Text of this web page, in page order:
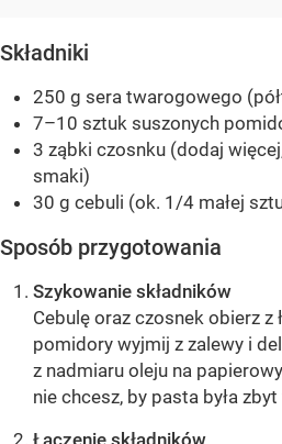
Składniki
250 g sera twarogowego
7–10 sztuk suszonych
3 ząbki czosnku (dodaj
smaki)
30 g cebuli (ok. 1/4 małej
Sposób przygotowania
Szykowanie składników
Cebulę oraz czosnek obierz z
pomidory wyjmij z zalewy i
z nadmiaru oleju na
nie chcesz, by pasta była zbyt